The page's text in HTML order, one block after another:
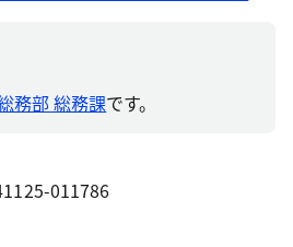
務部 総務課です。
011786